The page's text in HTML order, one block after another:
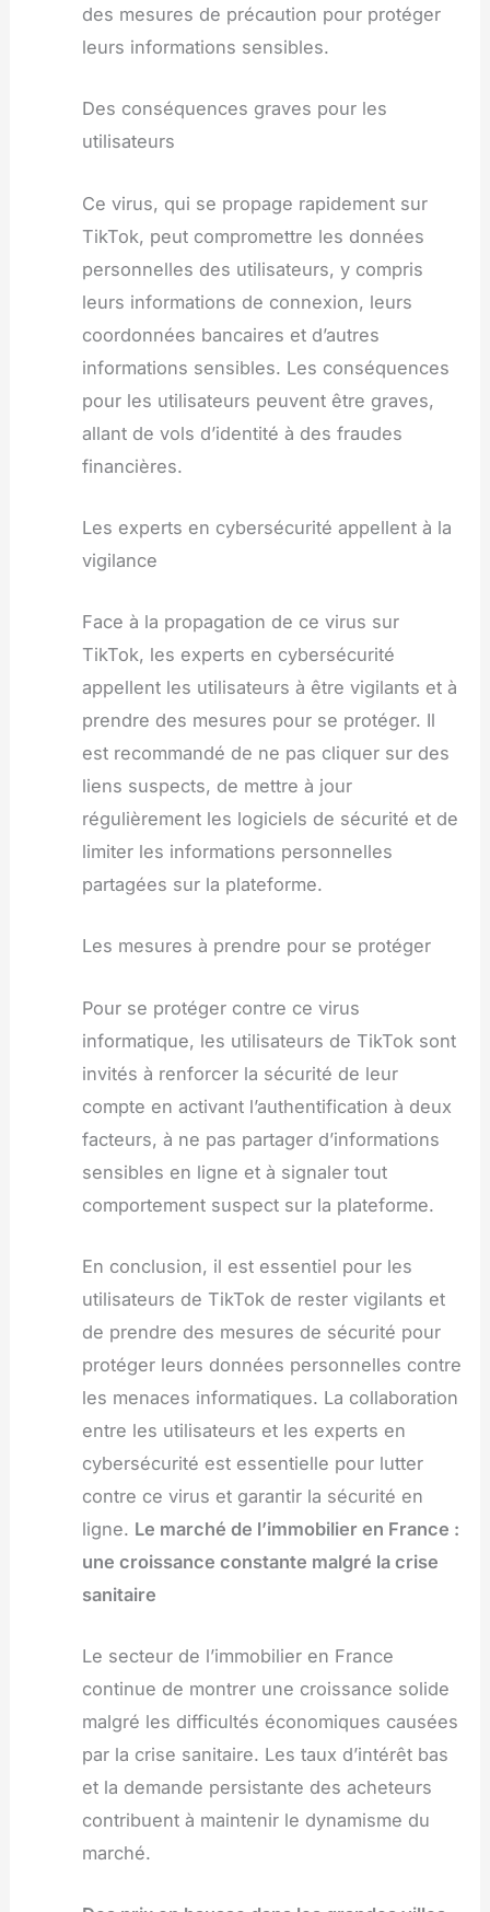
des mesures de précaution pour protéger
leurs informations sensibles.
Des conséquences graves pour les
utilisateurs
Ce virus, qui se propage rapidement sur
TikTok, peut compromettre les données
personnelles des utilisateurs, y compris
leurs informations de connexion, leurs
coordonnées bancaires et d’autres
informations sensibles. Les conséquences
pour les utilisateurs peuvent être graves,
allant de vols d’identité à des fraudes
financières.
Les experts en cybersécurité appellent à la
vigilance
Face à la propagation de ce virus sur
TikTok, les experts en cybersécurité
appellent les utilisateurs à être vigilants et à
prendre des mesures pour se protéger. Il
est recommandé de ne pas cliquer sur des
liens suspects, de mettre à jour
régulièrement les logiciels de sécurité et de
limiter les informations personnelles
partagées sur la plateforme.
Les mesures à prendre pour se protéger
Pour se protéger contre ce virus
informatique, les utilisateurs de TikTok sont
invités à renforcer la sécurité de leur
compte en activant l’authentification à deux
facteurs, à ne pas partager d’informations
sensibles en ligne et à signaler tout
comportement suspect sur la plateforme.
En conclusion, il est essentiel pour les
utilisateurs de TikTok de rester vigilants et
de prendre des mesures de sécurité pour
protéger leurs données personnelles contre
les menaces informatiques. La collaboration
entre les utilisateurs et les experts en
cybersécurité est essentielle pour lutter
contre ce virus et garantir la sécurité en
ligne. Le marché de l’immobilier en France :
une croissance constante malgré la crise
sanitaire
Le secteur de l’immobilier en France
continue de montrer une croissance solide
malgré les difficultés économiques causées
par la crise sanitaire. Les taux d’intérêt bas
et la demande persistante des acheteurs
contribuent à maintenir le dynamisme du
marché.